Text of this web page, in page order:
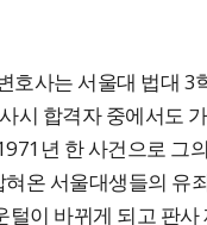
호사는 서울대 법대 3
시 합격자 중에서도
년 한 사건으로 그
온 서울대생들의 유
이 바뀌게 되고 판